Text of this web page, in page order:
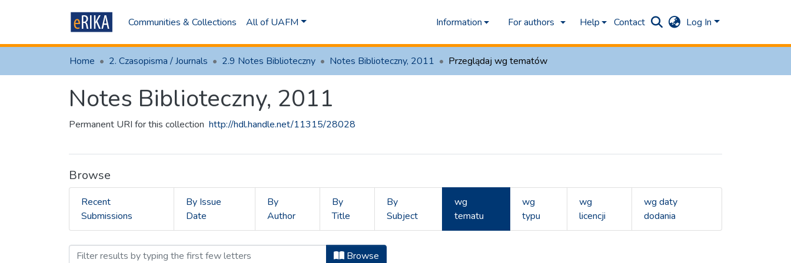
Communities & Collections All of UAFM Information For authors Help Contact Log In
Home 2. Czasopisma / Journals 2.9 Notes Biblioteczny Notes Biblioteczny, 2011 Przeglądaj wg tematów
Notes Biblioteczny, 2011
Permanent URI for this collection http://hdl.handle.net/11315/28028
Browse
Recent
Submissions
By Issue
Date
By
Author
By
Title
By
Subject
wg
tematu
wg
typu
wg
licencji
wg daty
dodania
Browsing Notes Biblioteczny, 2011 by Temat
Browse